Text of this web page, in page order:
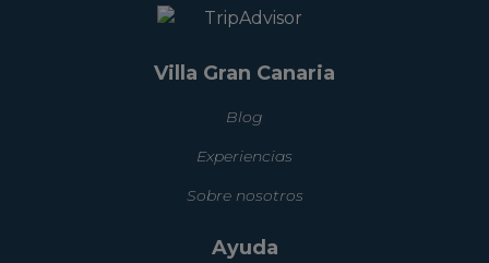
Villa Gran Canaria
Blog
Experiencias
Sobre nosotros
Ayuda